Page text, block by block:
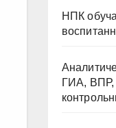
НПК
ГИА, ВПР,